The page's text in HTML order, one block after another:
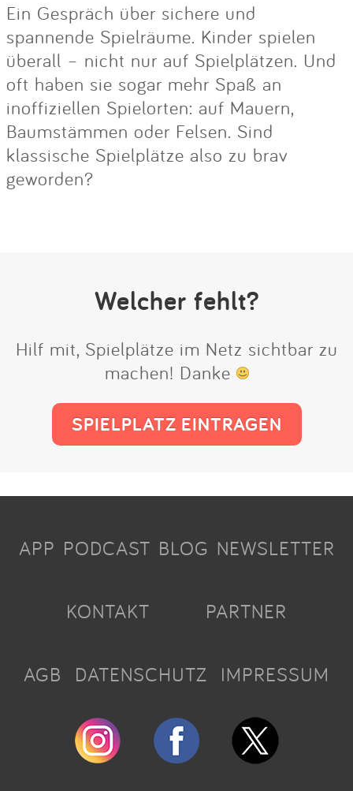
Ein Gespräch über sichere und
spannende Spielräume. Kinder spielen
überall – nicht nur auf Spielplätzen. Und
oft haben sie sogar mehr Spaß an
inoffiziellen Spielorten: auf Mauern,
Baumstämmen oder Felsen. Sind
klassische Spielplätze also zu brav
geworden?
Welcher fehlt?
Hilf mit, Spielplätze im Netz sichtbar zu
machen! Danke
SPIELPLATZ EINTRAGEN
APP PODCAST BLOG NEWSLETTER
KONTAKT PARTNER
AGB DATENSCHUTZ IMPRESSUM